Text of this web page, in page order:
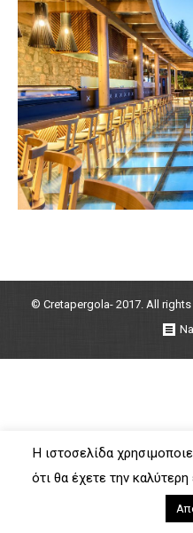
© Cretapergola- 2017. All
Η ιστοσελίδα
ότι θα έχετε την